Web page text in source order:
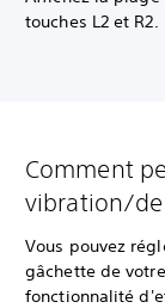
touches L2 et R2.
Comment
vibration/de
Vous pouvez
gâchette de
fonctionnalité